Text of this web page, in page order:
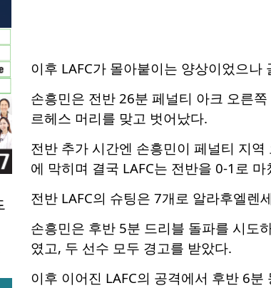
이후 LAFC가 몰아붙이는 양상이었으나
손흥민은 전반 26분 페널티 아크 오른
르헤스 머리를 맞고 벗어났다.
전반 추가 시간엔 손흥민이 페널티 지
에 막히며 결국 LAFC는 전반을 0-1로 마
전반 LAFC의 슈팅은 7개로 알라후엘렌
손흥민은 후반 5분 드리블 돌파를 시도
였고, 두 선수 모두 경고를 받았다.
이후 이어진 LAFC의 공격에서 후반 6분